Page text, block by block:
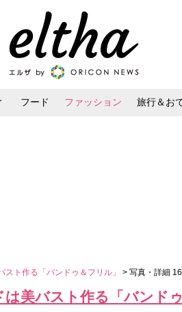
フード ファッション 旅行＆お
ト作る「バンドゥ＆フリル」 > 写真・詳細
美バスト作る「バンドゥ